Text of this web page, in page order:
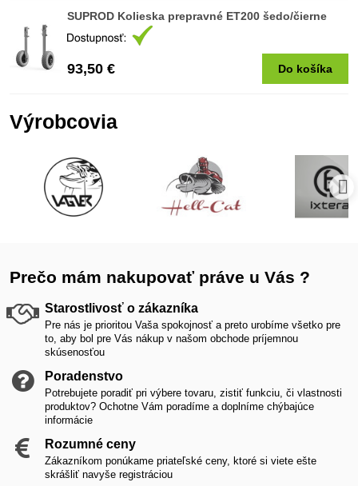
SUPROD Kolieska prepravné ET200 šedo/čierne
93,50 € Do košíka
Výrobcovia
Prečo mám nakupovať práve u Vás ?
Starostlivosť o zákazníka
Pre nás je prioritou Vaša spokojnosť a preto urobíme všetko pre
to, aby bol pre Vás nákup v našom obchode príjemnou
skúsenosťou
Poradenstvo
Potrebujete poradiť pri výbere tovaru, zistiť funkciu, či vlastnosti
produktov? Ochotne Vám poradíme a doplníme chýbajúce
informácie
Rozumné ceny
Zákazníkom ponúkame priateľské ceny, ktoré si viete ešte
skrášliť navyše registráciou